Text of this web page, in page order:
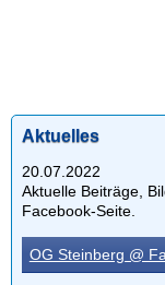
Aktuelles
20.07.2022
Aktuelle Beiträge,
Facebook-Seite.
OG Steinberg @